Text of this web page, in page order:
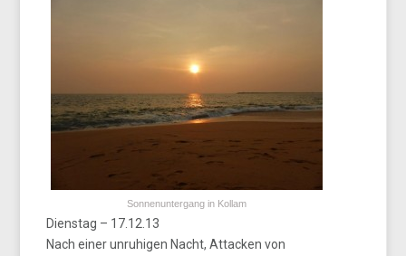
Sonnenuntergang in Kollam
Dienstag – 17.12.13
Nach einer unruhigen Nacht, Attacken von